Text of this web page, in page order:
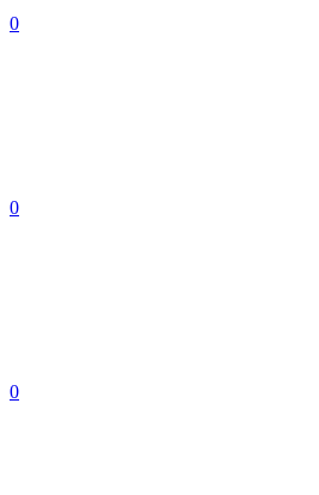
0
0
0